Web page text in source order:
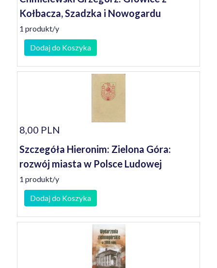
Kołbacza, Szadzka i Nowogardu
1 produkt/y
Dodaj do Koszyka
8,00 PLN
Szczegóła Hieronim: Zielona Góra:
rozwój miasta w Polsce Ludowej
1 produkt/y
Dodaj do Koszyka